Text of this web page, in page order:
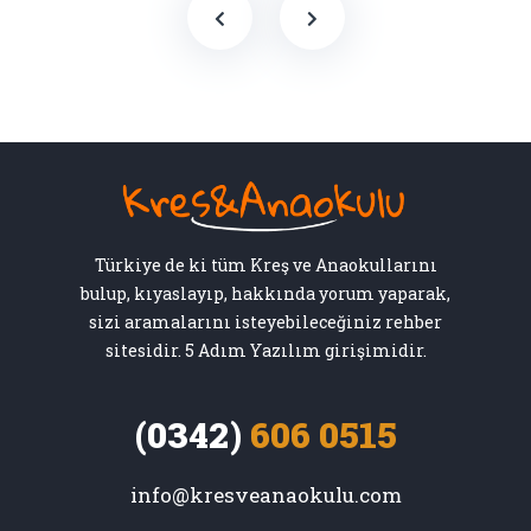
Türkiye de ki tüm Kreş ve Anaokullarını
bulup, kıyaslayıp, hakkında yorum yaparak,
sizi aramalarını isteyebileceğiniz rehber
sitesidir. 5 Adım Yazılım girişimidir.
(0342) 606 0515
info@kresveanaokulu.com